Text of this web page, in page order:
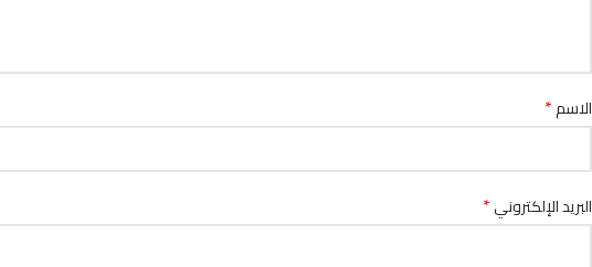
الاسم*
البريد الإلكتروني*